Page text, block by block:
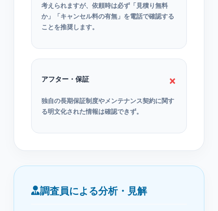
考えられますが、依頼時は必ず「見積り無料
か」「キャンセル料の有無」を電話で確認する
ことを推奨します。
アフター・保証 ×
独自の長期保証制度やメンテナンス契約に関す
る明文化された情報は確認できず。
調査員による分析・見解